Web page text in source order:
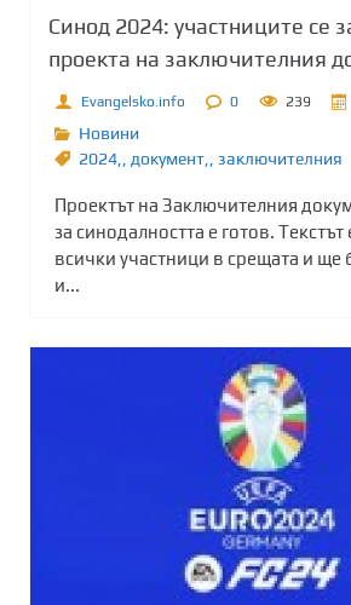
Синод 2024: участниците се
проекта на заключителния
Evangelsko.info 0 239
Новини
2024,, документ,, заключителния
Проектът на Заключителния
за синодалността е готов.
всички участници в срещата и ще
и...